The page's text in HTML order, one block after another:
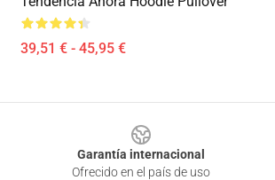
39,51 € - 45,95 €
Garantía internacional
Ofrecido en el país de uso